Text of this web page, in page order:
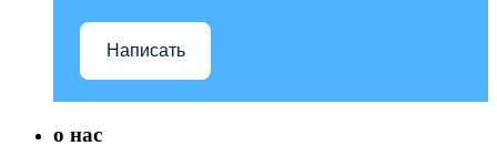
Написать
о нас